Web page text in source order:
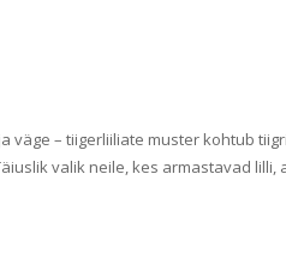
väge – tiigerliiliate muster kohtub
valik neile, kes armastavad lilli,